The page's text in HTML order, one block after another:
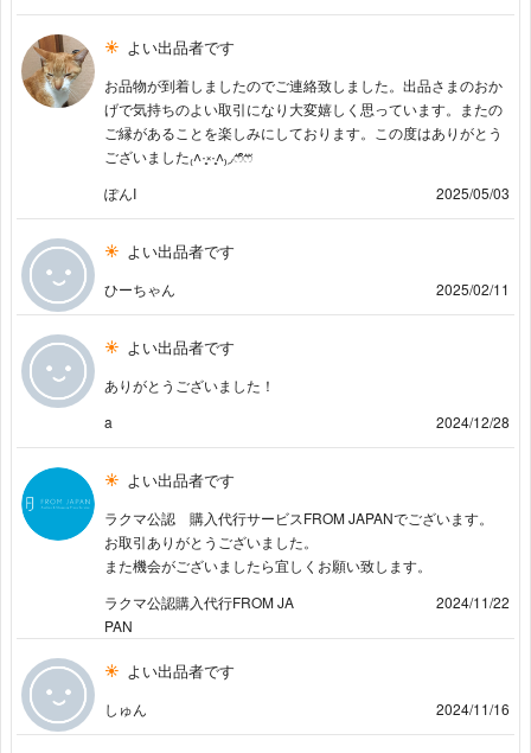
よい出品者です
お品物が到着しましたのでご連絡致しました。出品さまのおか
げで気持ちのよい取引になり大変嬉しく思っています。またの
ご縁があることを楽しみにしております。この度はありがとう
ございました₍˄·͈༝·͈˄₎◞ෆ⃛̑̑ෆ⃛
ぽんI
2025/05/03
よい出品者です
ひーちゃん 2025/02/11
よい出品者です
ありがとうございました！
a
2024/12/28
よい出品者です
ラクマ公認 購入代行サービスFROM JAPANでございます。
お取引ありがとうございました。
また機会がございましたら宜しくお願い致します。
ラクマ公認購入代行FROM JA
PAN
2024/11/22
よい出品者です
しゅん 2024/11/16